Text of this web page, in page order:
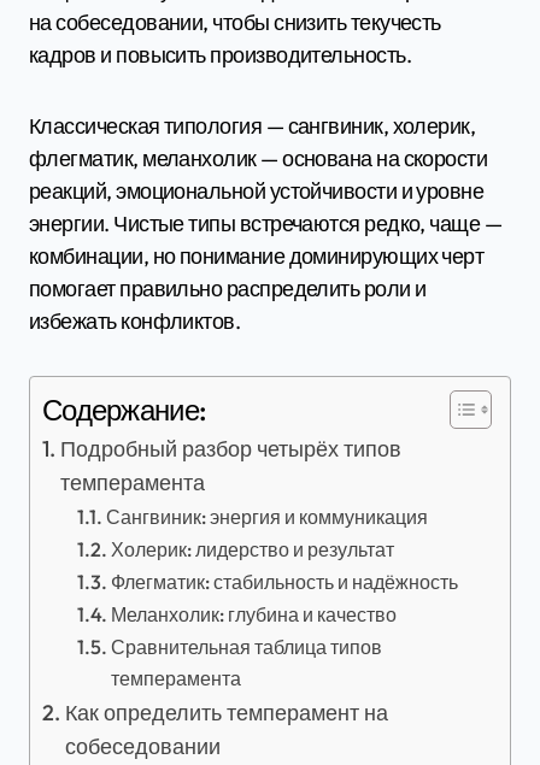
на собеседовании, чтобы снизить текучесть
кадров и повысить производительность.
Классическая типология — сангвиник, холерик,
флегматик, меланхолик — основана на скорости
реакций, эмоциональной устойчивости и уровне
энергии. Чистые типы встречаются редко, чаще —
комбинации, но понимание доминирующих черт
помогает правильно распределить роли и
избежать конфликтов.
Содержание:
Подробный разбор четырёх типов
темперамента
Сангвиник: энергия и коммуникация
Холерик: лидерство и результат
Флегматик: стабильность и надёжность
Меланхолик: глубина и качество
Сравнительная таблица типов
темперамента
Как определить темперамент на
собеседовании